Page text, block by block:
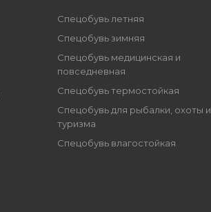
Спецобувь летняя
Спецобувь зимняя
Спецобувь медицинская и
повседневная
Спецобувь термостойкая
Спецобувь для рыбалки, охоты и
туризма
Спецобувь влагостойкая